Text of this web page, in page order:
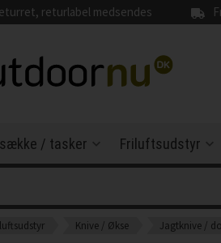
returlabel medsendes
/ tasker Friluftsudstyr
Knive / Økse Jagtknive /